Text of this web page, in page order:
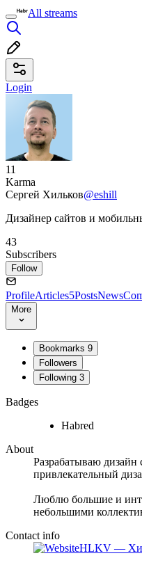
All streams
Login
11
Karma
Сергей Хильков@eshill
Дизайнер сайтов и
43
Subscribers
Follow
ProfileArticles5PostsNews
More
Bookmarks 9
Followers
Following 3
Badges
Habred
About
Разрабатываю
привлекательный
Люблю большие и
небольшими
Contact info
HLKV —